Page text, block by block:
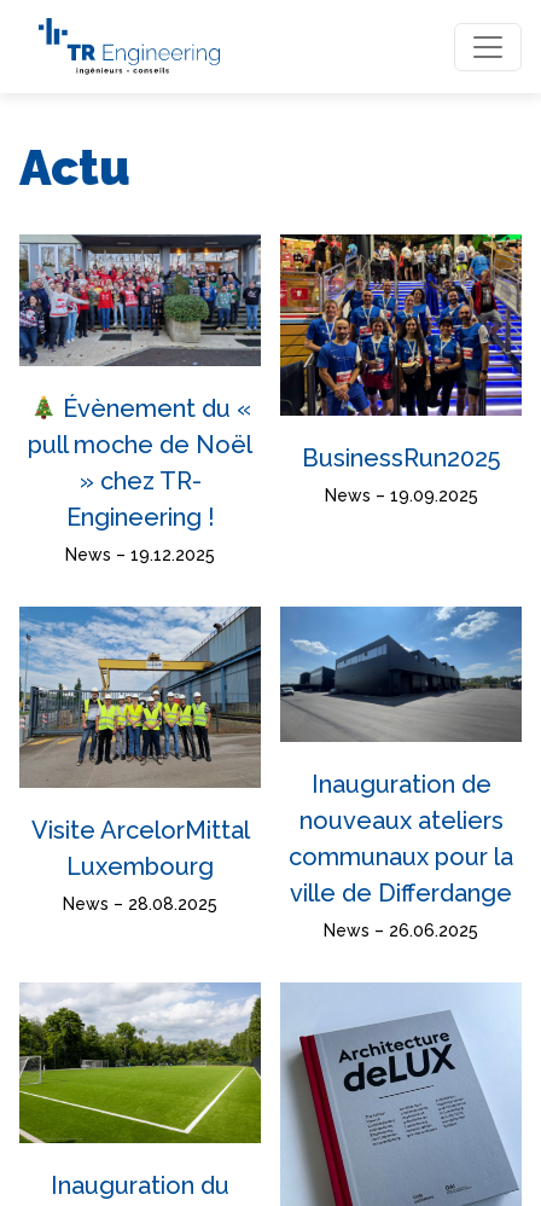
Actu
Évènement du «
pull moche de Noël
» chez TR-
Engineering !
News – 19.12.2025
BusinessRun2025
News – 19.09.2025
Visite ArcelorMittal
Luxembourg
News – 28.08.2025
Inauguration de
nouveaux ateliers
communaux pour la
ville de Differdange
News – 26.06.2025
Inauguration du